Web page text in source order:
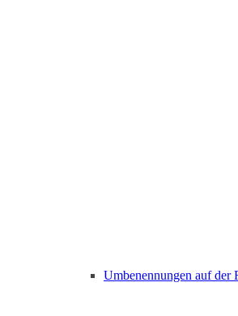
Umbenennungen auf der